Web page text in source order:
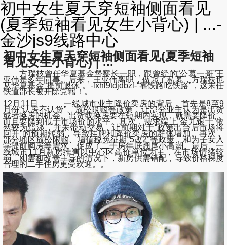
初中女生夏天穿短袖侧面看见
(夏季短袖看见女生小背心) | ...-
金沙js9线路中心
初中女生夏天穿短袖侧面看见(夏季短袖
看见女生小背心) | ...
方瑞枝曾任华夏基金督察长一职，跟曾经的“公募一哥”王
亚伟是多年同事。后来，王亚伟离职，做起了私募，方瑞枝也
从华夏基金“提前退休”。-lxhl9tdjdbzl-“靠铁路吃铁路”，这末任
铁道部长被开除党籍！。
12月11日， 一线城市业主降价卖房的背后，首先是8至9
月份“认房不认贷”、放松限购等政策，让部分业主认为是出货
或者换房的机会。出货或换房要在短期内实现，就需要降价，
而且要降到低于市场价的水平。其次，需求端上“金九银十”依
然较为黯淡，并未带动交易，让前期对于“政策出台后市场将
回升”的预期转弱，导致挂牌和降价卖房的群体增加。再次，
部分地区放松限购、增值税免征期“5改2”等政策，和为子女入
学提前购房等需求，促成了二手房年底翘尾小高潮。最后，一
线城市11月新房推售以中心区高价单位为主，在市场情绪较
弱、刚需和改善主导的情况下，新房供需错配，导致价格梯度
合理的二手住房更受欢迎。。